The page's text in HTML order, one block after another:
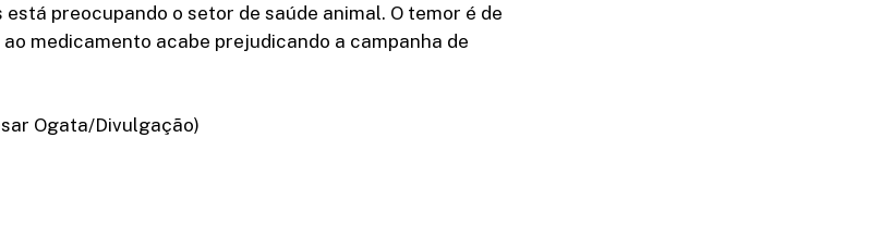
preocupando o setor de saúde animal. O temor é de
medicamento acabe prejudicando a campanha de
Ogata/Divulgação)